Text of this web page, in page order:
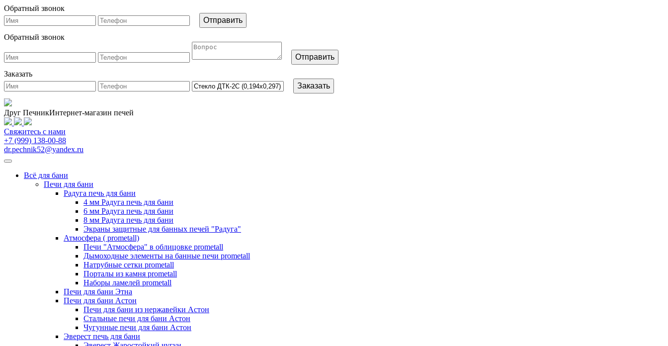
Обратный звонок
Обратный звонок
Заказать
Друг ПечникИнтернет-магазин печей
Свяжитесь с нами
+7 (999) 138-00-88
dr.pechnik52@yandex.ru
Всё для бани
Печи для бани
Радуга печь для бани
4 мм Радуга печь для бани
6 мм Радуга печь для бани
8 мм Радуга печь для бани
Экраны защитные для банных печей "Радуга"
Атмосфера ( prometall)
Печи "Атмосфера" в облицовке prometall
Дымоходные элементы на банные печи prometall
Натрубные сетки prometall
Порталы из камня prometall
Наборы ламелей prometall
Печи для бани Этна
Печи для бани Астон
Печи для бани из нержавейки Астон
Стальные печи для бани Астон
Чугунные печи для бани Астон
Эверест печь для бани